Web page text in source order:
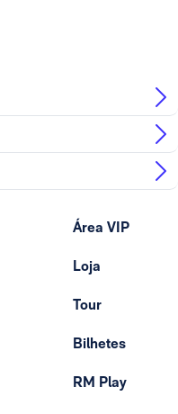
Área VIP
Loja
Tour
Bilhetes
RM Play